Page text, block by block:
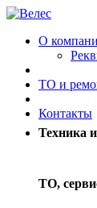
О
ТО и
Контакты
Техника
ТО,